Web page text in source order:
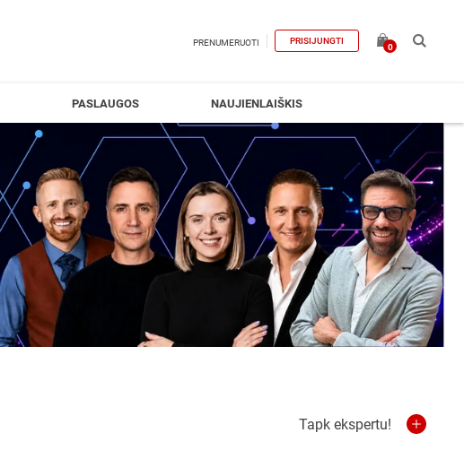
PRENUMERUOTI PRISIJUNGTI
0
PASLAUGOS NAUJIENLAIŠKIS
Tapk ekspertu!